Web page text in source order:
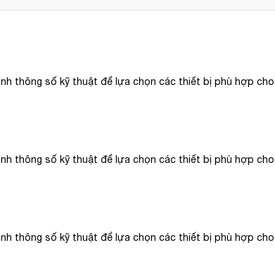
thông số kỹ thuật để lựa chọn các thiết bị phù hợp
thông số kỹ thuật để lựa chọn các thiết bị phù hợp
thông số kỹ thuật để lựa chọn các thiết bị phù hợp